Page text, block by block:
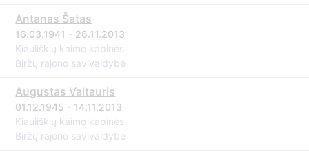
Antanas Šatas
16.03.1941 - 26.11.2013
Kiauliškių kaimo kapinės
Biržų rajono savivaldybė
Augustas Valtauris
01.12.1945 - 14.11.2013
Kiauliškių kaimo kapinės
Biržų rajono savivaldybė